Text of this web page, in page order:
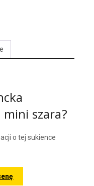
szara?
o tej sukience